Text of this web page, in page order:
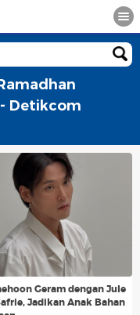
Detikcom
Geram dengan Jule
Jadikan Anak Bahan